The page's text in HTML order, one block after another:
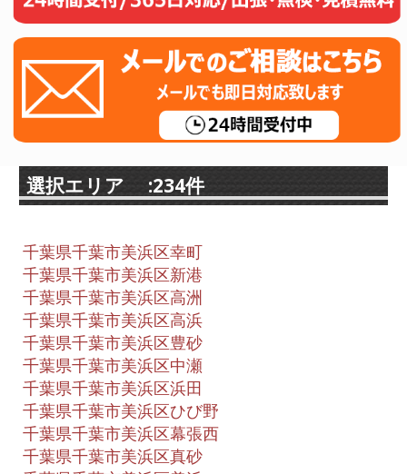
選択エリア :234件
千葉県千葉市美浜区幸町
千葉県千葉市美浜区新港
千葉県千葉市美浜区高洲
千葉県千葉市美浜区高浜
千葉県千葉市美浜区豊砂
千葉県千葉市美浜区中瀬
千葉県千葉市美浜区浜田
千葉県千葉市美浜区ひび野
千葉県千葉市美浜区幕張西
千葉県千葉市美浜区真砂